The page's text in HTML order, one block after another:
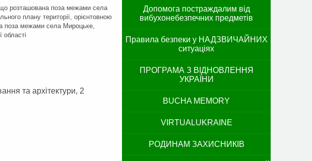
розташована поза межами села
плану території, орієнтовною
поза межами села Мироцьке,
області
та архітектури, 2
Допомога постраждалим від
вибухонебезпечних предметів
Правила безпеки у НАДЗВИЧАЙНИХ
ситуаціях
ПРОГРАМА З ВІДНОВЛЕННЯ
УКРАЇНИ
BUCHA MEMORY
VIRTUALUKRAINE
РОДИНАМ ЗАХИСНИКІВ